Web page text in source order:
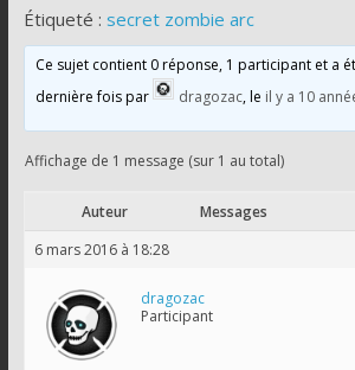
of
Duty
Étiqueté : secret zombie arc
Ce sujet contient 0 réponse, 1 participant et a
dernière fois par
dragozac, le il y a 10
Affichage de 1 message (sur 1 au total)
Auteur
Messages
6 mars 2016 à 18:28
dragozac
Participant